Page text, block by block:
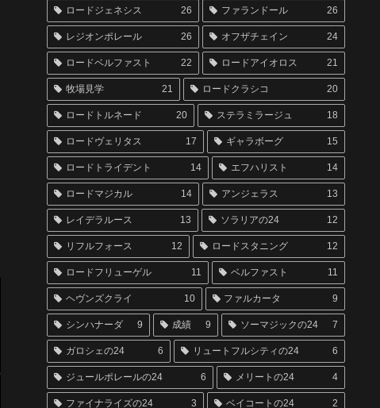
ロードジェネシス 26 ファランドール 26
レジオンポレール 26 オフザチェイン 24
ロードベルファスト 22 ロードアイオロス 21
牧場見学 21 ロードクラシコ 20
ロードトルネード 20 ステラミラージュ 18
ロードヴェリタス 17 ギャラボーグ 15
ロードトライデント 14 エフハリスト 14
ロードマジカル 14 アンジェラス 13
レイデラルース 13 ソラリアの24 12
リフルフォース 12 ロードスタニング 12
ロードフリューゲル 11 ベルファスト 11
ヘヴンズクライ 10 ファルカータ 9
シンハナーダ 9 成績 9 ソーマジックの24 7
ガロシェの24 6 リュートフルシティの24 6
ジュールポレールの24 6 メリートの24 4
ファイナライズの24 3 ベイコートの24 2